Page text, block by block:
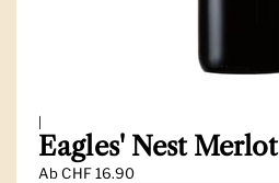
|
Eagles' Nest Merlot
AbCHF 16.90